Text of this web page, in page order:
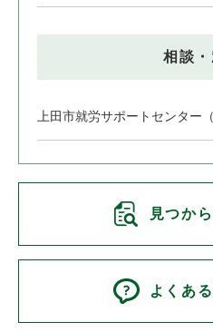
相談・
上田市就労サポートセンター
見つか
よくあ